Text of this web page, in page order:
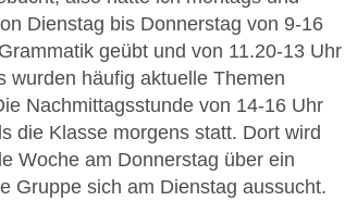
Dienstag bis Donnerstag von 9-16
geübt und von 11.20-13 Uhr
wurden häufig aktuelle Themen
Nachmittagsstunde von 14-16 Uhr
die Klasse morgens statt. Dort wird
Woche am Donnerstag über ein
Gruppe sich am Dienstag aussucht.